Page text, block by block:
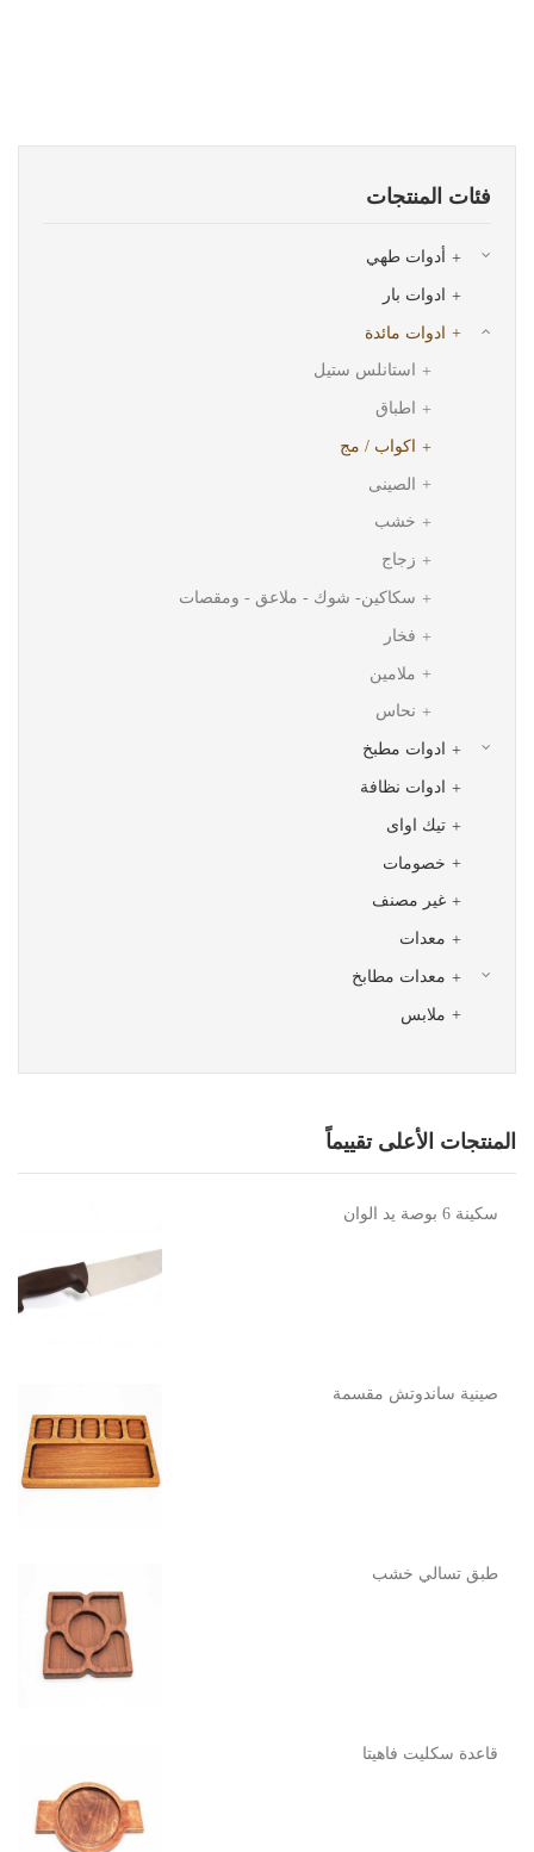
فئات المنتجات
أدوات طهي
ادوات بار
ادوات مائدة
استانلس ستيل
اطباق
اكواب / مج
الصينى
خشب
زجاج
سكاكین- شوك - ملاعق - ومقصات
فخار
ملامين
نحاس
ادوات مطبخ
ادوات نظافة
تيك اواى
خصومات
غير مصنف
معدات
معدات مطابخ
ملابس
المنتجات الأعلى تقييماً
سكينة 6 بوصة يد الوان
صينية ساندوتش مقسمة
طبق تسالي خشب
قاعدة سكليت فاهيتا